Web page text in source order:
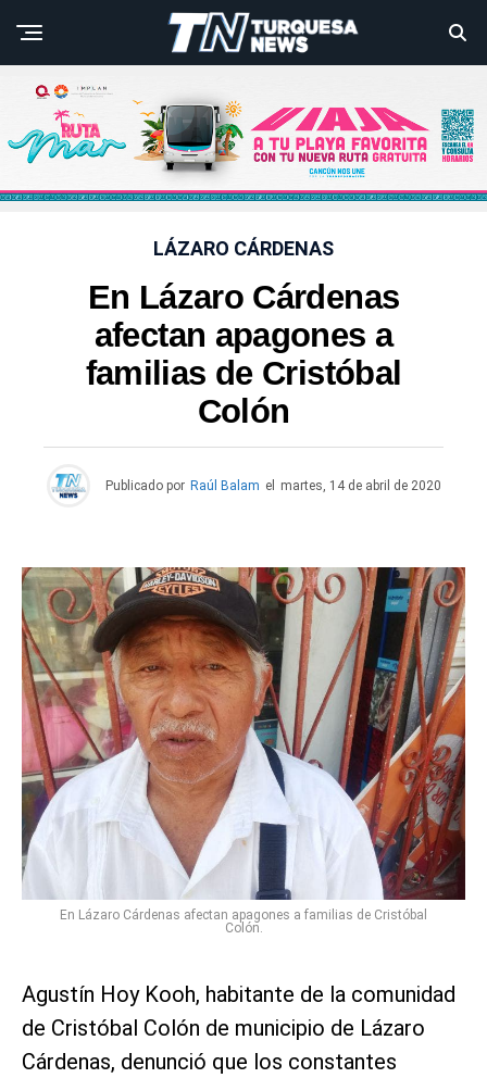
LÁZARO CÁRDENAS
En Lázaro Cárdenas
afectan apagones a
familias de Cristóbal
Colón
Publicado por Raúl Balam el martes, 14 de abril de 2020
En Lázaro Cárdenas afectan apagones a familias de Cristóbal
Colón.
Agustín Hoy Kooh, habitante de la comunidad
de Cristóbal Colón de municipio de Lázaro
Cárdenas, denunció que los constantes